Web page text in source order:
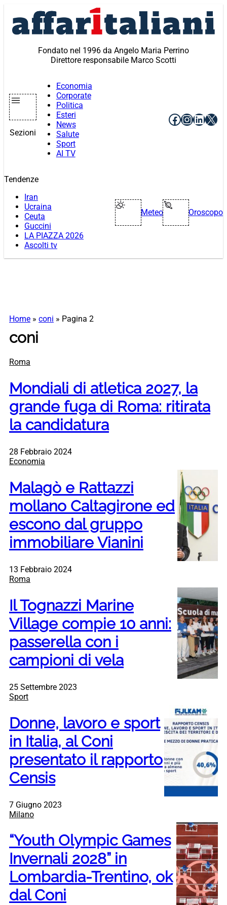
contenuto
Fondato nel 1996 da Angelo Maria Perrino
Direttore responsabile Marco Scotti
Sezioni
Economia
Corporate
Politica
Esteri
News
Salute
Sport
AI TV
Facebook
X
Tendenze
Iran
Ucraina
Ceuta
Guccini
LA PIAZZA 2026
Ascolti tv
Meteo Oroscopo
Home » coni » Pagina 2
coni
Roma
Mondiali di atletica 2027, la
grande fuga di Roma: ritirata
la candidatura
28 Febbraio 2024
Economia
Malagò e Rattazzi
mollano Caltagirone ed
escono dal gruppo
immobiliare Vianini
13 Febbraio 2024
Roma
Il Tognazzi Marine
Village compie 10 anni:
passerella con i
campioni di vela
25 Settembre 2023
Sport
Donne, lavoro e sport
in Italia, al Coni
presentato il rapporto
Censis
7 Giugno 2023
Milano
“Youth Olympic Games
Invernali 2028” in
Lombardia-Trentino, ok
dal Coni